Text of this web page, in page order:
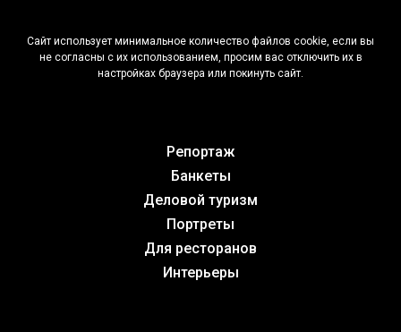
Cайт использует минимальное количество файлов cookie, если вы
не согласны с их использованием, просим вас отключить их в
настройках браузера или покинуть сайт.
Репортаж
Банкеты
Деловой туризм
Портреты
Для ресторанов
Интерьеры